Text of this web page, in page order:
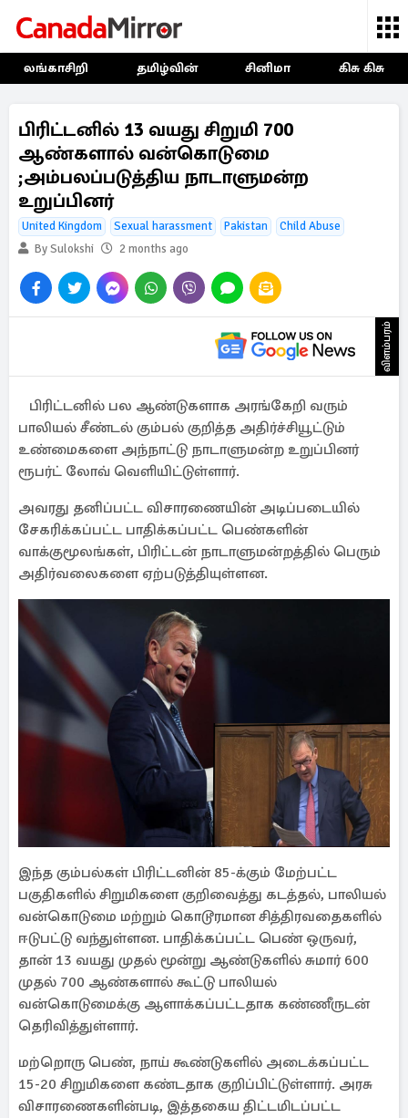
லங்காசிறி தமிழ்வின் சினிமா கிசு கிசு
பிரிட்டனில் 13 வயது சிறுமி 700
ஆண்களால் வன்கொடுமை
;அம்பலப்படுத்திய நாடாளுமன்ற
உறுப்பினர்
United Kingdom Sexual harassment Pakistan
Child Abuse
By Sulokshi
2 months ago
விளம்பரம்
பிரிட்டனில் பல ஆண்டுகளாக அரங்கேறி வரும்
பாலியல் சீண்டல் கும்பல் குறித்த அதிர்ச்சியூட்டும்
உண்மைகளை அந்நாட்டு நாடாளுமன்ற உறுப்பினர்
ரூபர்ட் லோவ் வெளியிட்டுள்ளார்.
அவரது தனிப்பட்ட விசாரணையின் அடிப்படையில்
சேகரிக்கப்பட்ட பாதிக்கப்பட்ட பெண்களின்
வாக்குமூலங்கள், பிரிட்டன் நாடாளுமன்றத்தில் பெரும்
அதிர்வலைகளை ஏற்படுத்தியுள்ளன.
இந்த கும்பல்கள் பிரிட்டனின் 85-க்கும் மேற்பட்ட
பகுதிகளில் சிறுமிகளை குறிவைத்து கடத்தல், பாலியல்
வன்கொடுமை மற்றும் கொடூரமான சித்திரவதைகளில்
ஈடுபட்டு வந்துள்ளன. பாதிக்கப்பட்ட பெண் ஒருவர்,
தான் 13 வயது முதல் மூன்று ஆண்டுகளில் சுமார் 600
முதல் 700 ஆண்களால் கூட்டு பாலியல்
வன்கொடுமைக்கு ஆளாக்கப்பட்டதாக கண்ணீருடன்
தெரிவித்துள்ளார்.
மற்றொரு பெண், நாய் கூண்டுகளில் அடைக்கப்பட்ட
15-20 சிறுமிகளை கண்டதாக குறிப்பிட்டுள்ளார். அரசு
விசாரணைகளின்படி, இத்தகைய திட்டமிடப்பட்ட